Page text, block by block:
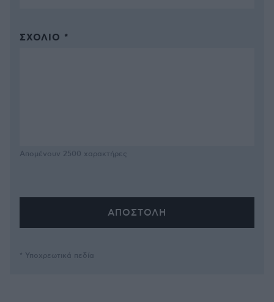
ΣΧΌΛΙΟ *
Απομένουν 2500 χαρακτήρες
* Υποχρεωτικά πεδία